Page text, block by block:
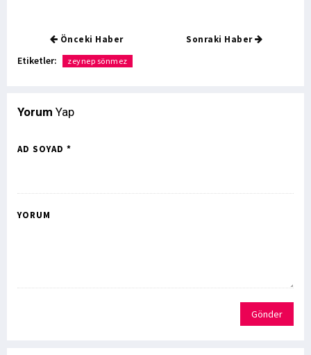
Önceki Haber Sonraki Haber
Etiketler: zeynep sönmez
Yorum Yap
AD SOYAD *
YORUM
Gönder